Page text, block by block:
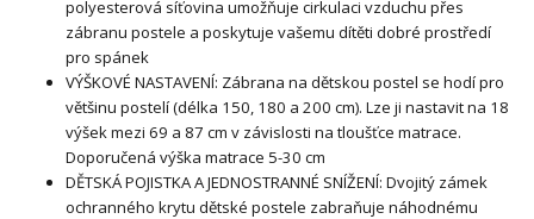
polyesterová síťovina umožňuje cirkulaci vzduchu přes
zábranu postele a poskytuje vašemu dítěti dobré prostředí
pro spánek
VÝŠKOVÉ NASTAVENÍ: Zábrana na dětskou postel se hodí pro
většinu postelí (délka 150, 180 a 200 cm). Lze ji nastavit na 18
výšek mezi 69 a 87 cm v závislosti na tloušťce matrace.
Doporučená výška matrace 5-30 cm
DĚTSKÁ POJISTKA A JEDNOSTRANNÉ SNÍŽENÍ: Dvojitý zámek
ochranného krytu dětské postele zabraňuje náhodnému